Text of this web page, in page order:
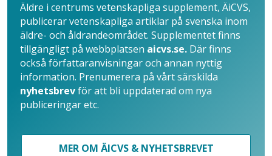
Äldre i centrums vetenskapliga supplement, ÄiCVS,
publicerar vetenskapliga artiklar på svenska inom
äldre- och åldrandeområdet. Supplementet finns
tillgängligt på webbplatsen aicvs.se. Där finns
också författaranvisningar och annan nyttig
information. Prenumerera på vårt särskilda
nyhetsbrevför att bli uppdaterad om nya
publiceringar etc.
MER OM ÄICVS & NYHETSBREVET